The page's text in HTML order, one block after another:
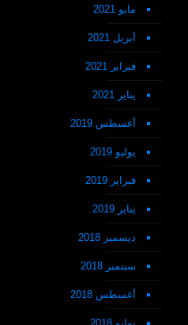
مايو 2021
أبريل 2021
فبراير 2021
يناير 2021
أغسطس 2019
يوليو 2019
فبراير 2019
يناير 2019
ديسمبر 2018
سبتمبر 2018
أغسطس 2018